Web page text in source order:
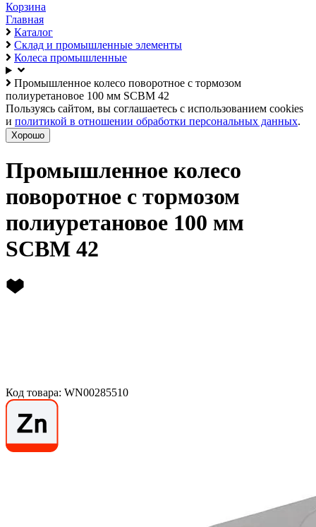
Корзина
Главная
Каталог
Склад и промышленные элементы
Колеса промышленные
Промышленное колесо поворотное с тормозом
полиуретановое 100 мм SCBM 42
Пользуясь сайтом, вы соглашаетесь с использованием cookies
и политикой в отношении обработки персональных данных.
Хорошо
Промышленное колесо
поворотное с тормозом
полиуретановое 100 мм
SCBM 42
Код товара: WN00285510